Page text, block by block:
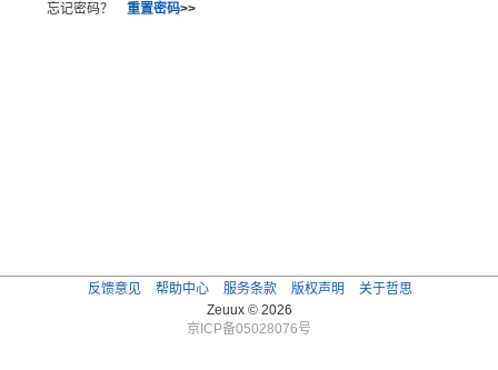
忘记密码？ 重置密码>>
反馈意见 帮助中心 服务条款 版权声明
关于哲思
Zeuux © 2026
京ICP备05028076号